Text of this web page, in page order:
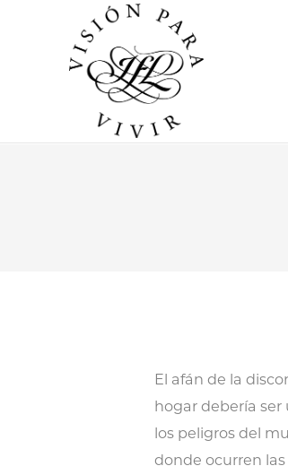
El afán de la
hogar debería ser
los peligros del
donde ocurren